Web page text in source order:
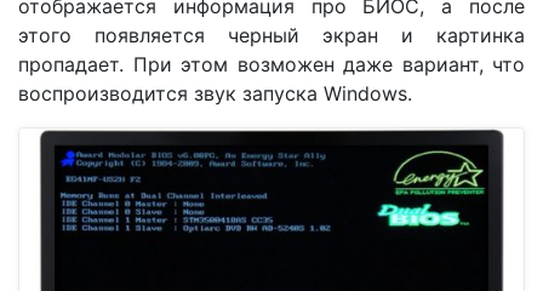
отображается информация про БИОС, а после
этого появляется черный экран и картинка
пропадает. При этом возможен даже вариант, что
воспроизводится звук запуска Windows.